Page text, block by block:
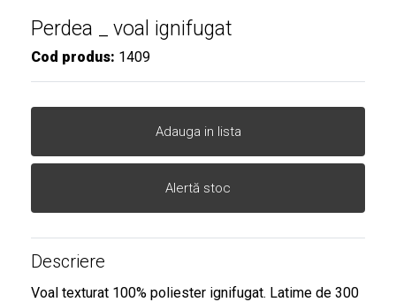
Perdea _ voal ignifugat
Cod produs: 1409
Adauga in lista
Alertă stoc
Descriere
Voal texturat 100% poliester ignifugat. Latime de 300